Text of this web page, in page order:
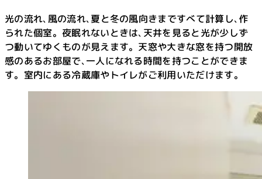
光の流れ､風の流れ､夏と冬の風向きまですべて計算し､作
られた個室。夜眠れないときは､天井を見ると光が少しず
つ動いてゆくものが見えます。天窓や大きな窓を持つ開放
感のあるお部屋で､一人になれる時間を持つことができま
す。室内にある冷蔵庫やトイレがご利用いただけます。